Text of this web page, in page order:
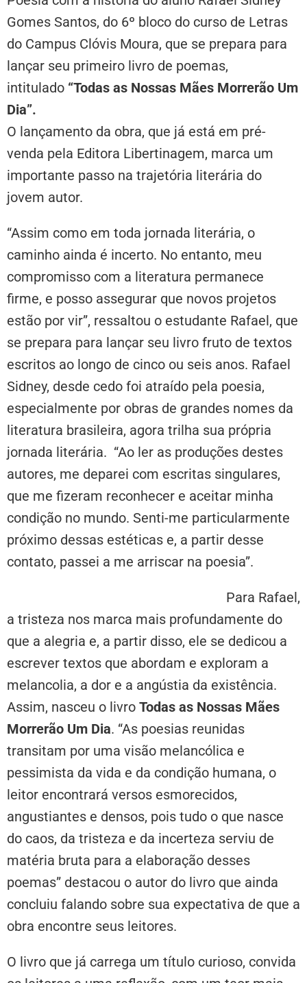
Gomes Santos, do 6º bloco do curso de Letras
do Campus Clóvis Moura, que se prepara para
lançar seu primeiro livro de poemas,
intitulado “Todas as Nossas Mães Morrerão Um
Dia”.
O lançamento da obra, que já está em pré-
venda pela Editora Libertinagem, marca um
importante passo na trajetória literária do
jovem autor.
“Assim como em toda jornada literária, o
caminho ainda é incerto. No entanto, meu
compromisso com a literatura permanece
firme, e posso assegurar que novos projetos
estão por vir”, ressaltou o estudante Rafael, que
se prepara para lançar seu livro fruto de textos
escritos ao longo de cinco ou seis anos. Rafael
Sidney, desde cedo foi atraído pela poesia,
especialmente por obras de grandes nomes da
literatura brasileira, agora trilha sua própria
jornada literária. “Ao ler as produções destes
autores, me deparei com escritas singulares,
que me fizeram reconhecer e aceitar minha
condição no mundo. Senti-me particularmente
próximo dessas estéticas e, a partir desse
contato, passei a me arriscar na poesia”.
Para Rafael,
a tristeza nos marca mais profundamente do
que a alegria e, a partir disso, ele se dedicou a
escrever textos que abordam e exploram a
melancolia, a dor e a angústia da existência.
Assim, nasceu o livro Todas as Nossas Mães
Morrerão Um Dia. “As poesias reunidas
transitam por uma visão melancólica e
pessimista da vida e da condição humana, o
leitor encontrará versos esmorecidos,
angustiantes e densos, pois tudo o que nasce
do caos, da tristeza e da incerteza serviu de
matéria bruta para a elaboração desses
poemas” destacou o autor do livro que ainda
concluiu falando sobre sua expectativa de que a
obra encontre seus leitores.
O livro que já carrega um título curioso, convida